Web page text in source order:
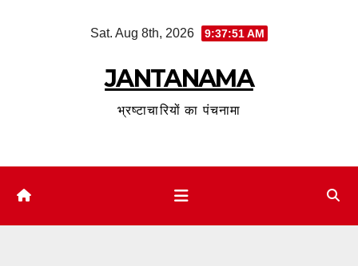
Sat. Aug 8th, 2026 9:37:52 AM
JANTANAMA
भ्रष्टाचारियों का पंचनामा